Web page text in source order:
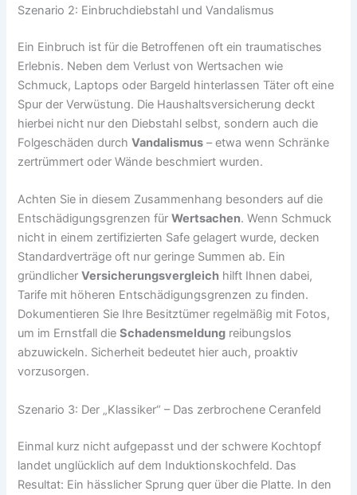
Szenario 2: Einbruchdiebstahl und Vandalismus
Ein Einbruch ist für die Betroffenen oft ein traumatisches
Erlebnis. Neben dem Verlust von Wertsachen wie
Schmuck, Laptops oder Bargeld hinterlassen Täter oft eine
Spur der Verwüstung. Die Haushaltsversicherung deckt
hierbei nicht nur den Diebstahl selbst, sondern auch die
Folgeschäden durchVandalismus – etwa wenn Schränke
zertrümmert oder Wände beschmiert wurden.
Achten Sie in diesem Zusammenhang besonders auf die
Entschädigungsgrenzen fürWertsachen. Wenn Schmuck
nicht in einem zertifizierten Safe gelagert wurde, decken
Standardverträge oft nur geringe Summen ab. Ein
gründlicherVersicherungsvergleich hilft Ihnen dabei,
Tarife mit höheren Entschädigungsgrenzen zu finden.
Dokumentieren Sie Ihre Besitztümer regelmäßig mit Fotos,
um im Ernstfall dieSchadensmeldung reibungslos
abzuwickeln. Sicherheit bedeutet hier auch, proaktiv
vorzusorgen.
Szenario 3: Der „Klassiker“ – Das zerbrochene Ceranfeld
Einmal kurz nicht aufgepasst und der schwere Kochtopf
landet unglücklich auf dem Induktionskochfeld. Das
Resultat: Ein hässlicher Sprung quer über die Platte. In den